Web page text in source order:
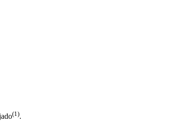
(1).